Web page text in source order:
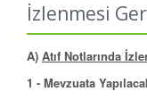
İzlenmesi
A) Atıf Notlarında
1 - Mevzuata